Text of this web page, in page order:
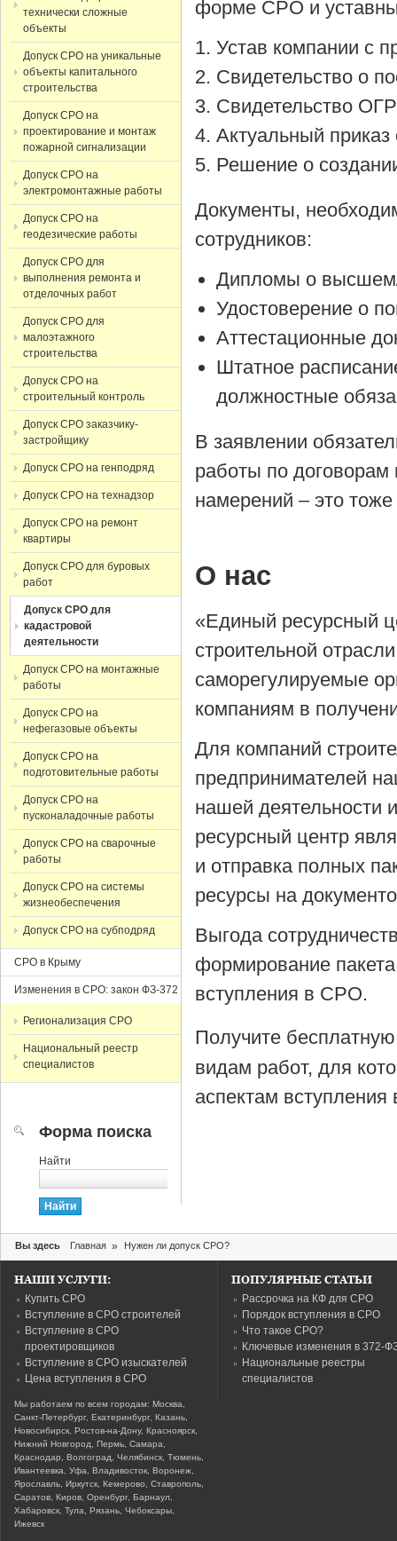
форме СРО и
Устав компании с
Cвидетельство о
Cвидетельство
Актуальный приказ
Решение о
Документы,
сотрудников:
Дипломы о
Удостоверение о
Аттестационные
Штатное
должностные
В заявлении
работы по договорам
намерений – это
О нас
«Единый ресурсный
строительной
саморегулируемые
компаниям в
Для компаний
предпринимателей
нашей деятельности
ресурсный центр
и отправка полных
ресурсы на
Выгода
формирование
вступления в СРО.
Получите
видам работ, для
аспектам
технически сложные
объекты
Допуск СРО на уникальные
объекты капитального
строительства
Допуск СРО на
проектирование и монтаж
пожарной сигнализации
Допуск СРО на
электромонтажные работы
Допуск СРО на
геодезические работы
Допуск СРО для
выполнения ремонта и
отделочных работ
Допуск СРО для
малоэтажного
строительства
Допуск СРО на
строительный контроль
Допуск СРО заказчику-
застройщику
Допуск СРО на генподряд
Допуск СРО на технадзор
Допуск СРО на ремонт
квартиры
Допуск СРО для буровых
работ
Допуск СРО для
кадастровой
деятельности
Допуск СРО на монтажные
работы
Допуск СРО на
нефегазовые объекты
Допуск СРО на
подготовительные работы
Допуск СРО на
пусконаладочные работы
Допуск СРО на сварочные
работы
Допуск СРО на системы
жизнеобеспечения
Допуск СРО на субподряд
СРО в Крыму
Изменения в СРО: закон ФЗ-372
Регионализация СРО
Национальный реестр
специалистов
Форма поиска
Найти
Вы здесь Главная » Нужен ли допуск СРО?
НАШИ УСЛУГИ:
Купить СРО
Вступление в СРО строителей
Вступление в СРО
проектировщиков
Вступление в СРО изыскателей
Цена вступления в СРО
Мы работаем по всем городам: Москва,
Санкт-Петербург, Екатеринбург, Казань,
Новосибирск, Ростов-на-Дону, Красноярск,
Нижний Новгород, Пермь, Самара,
Краснодар, Волгоград, Челябинск, Тюмень,
Ивантеевка, Уфа, Владивосток, Воронеж,
Ярославль, Иркутск, Кемерово, Ставрополь,
Саратов, Киров, Оренбург, Барнаул,
Хабаровск, Тула, Рязань, Чебоксары,
Ижевск
ПОПУЛЯРНЫЕ СТАТЬИ
Рассрочка на КФ для СРО
Порядок вступления в СРО
Что такое СРО?
Ключевые изменения в 372-
Национальные реестры
специалистов